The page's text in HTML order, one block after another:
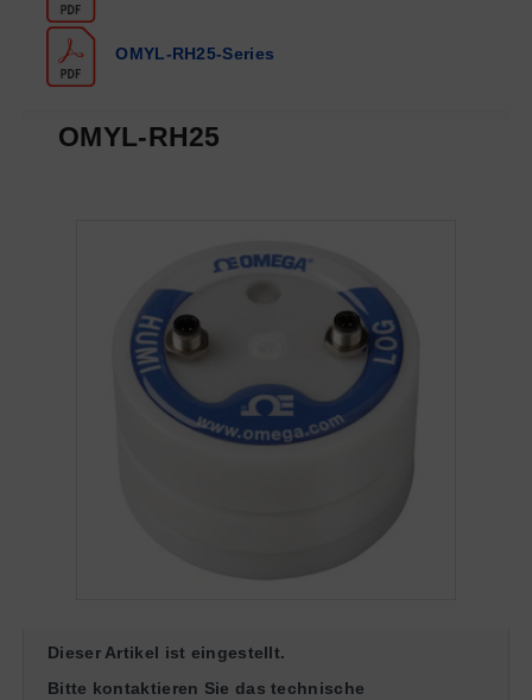
OMYL-RH25
Dieser Artikel ist eingestellt.
Bitte kontaktieren Sie das technische
OMYL-RH25-Series